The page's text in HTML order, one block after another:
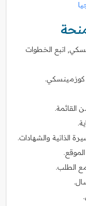
اتبع الخطوات
كوزمينسكي.
الذاتية والشهادات.
الطلب.